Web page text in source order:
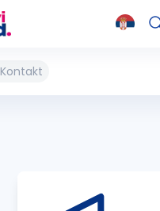
Kontakt